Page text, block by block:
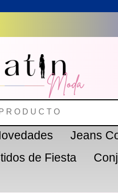
Jeans
de Fiesta